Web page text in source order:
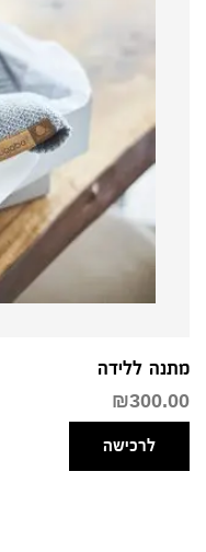
מתנה ללידה
₪300.00
לרכישה